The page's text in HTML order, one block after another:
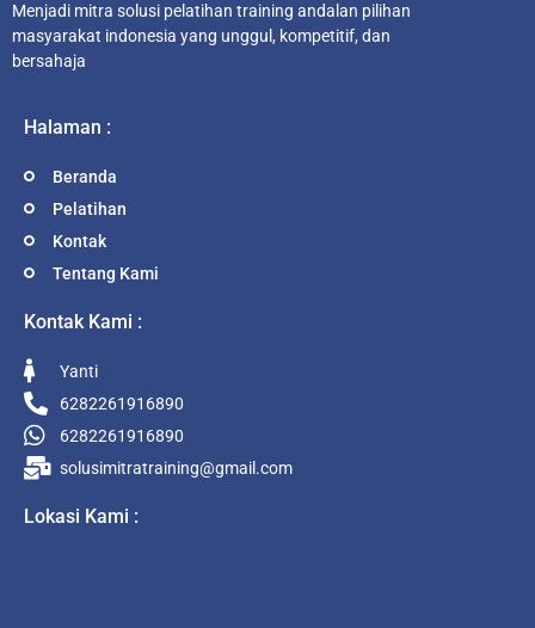
Menjadi mitra solusi pelatihan training andalan pilihan
masyarakat indonesia yang unggul, kompetitif, dan
bersahaja
Halaman :
Beranda
Pelatihan
Kontak
Tentang Kami
Kontak Kami :
Yanti
6282261916890
6282261916890
solusimitratraining@gmail.com
Lokasi Kami :